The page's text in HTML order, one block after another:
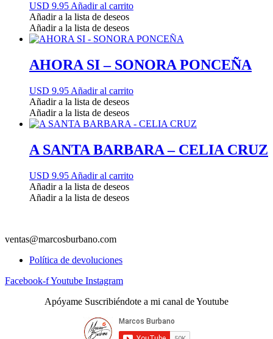
USD 9.95 Añadir al carrito
Añadir a la lista de deseos
Añadir a la lista de deseos
AHORA SI – SONORA PONCEÑA
USD 9.95 Añadir al carrito
Añadir a la lista de deseos
Añadir a la lista de deseos
A SANTA BARBARA – CELIA CRUZ
USD 9.95 Añadir al carrito
Añadir a la lista de deseos
Añadir a la lista de deseos
ventas@marcosburbano.com
Política de devoluciones
Facebook-fYoutube Instagram
Apóyame Suscribiéndote a mi canal de Youtube